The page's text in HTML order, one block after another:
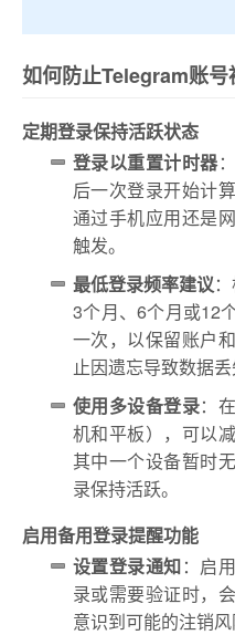
如何防止Telegram账号
定期登录保持活跃状态
登录以重置计时器
后一次登录开始计
通过手机应用还是
触发。
最低登录频率建议
3个月、6个月或12
一次，以保留账户
止因遗忘导致数据丢
使用多设备登录：
机和平板），可以
其中一个设备暂时
录保持活跃。
启用备用登录提醒功能
设置登录通知：启
录或需要验证时，
意识到可能的注销风